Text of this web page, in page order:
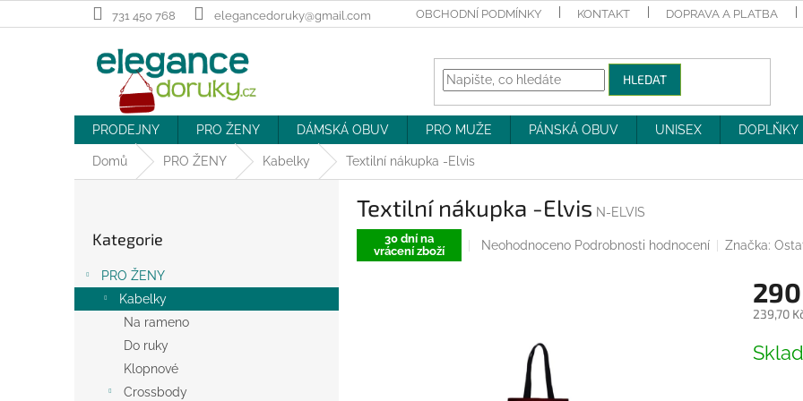
na
731 450 768 elegancedoruky@gmail.com OBCHODNÍ PODMÍNKY KONTAKT DOPRAVA A PLATBA
HLEDAT
PRODEJNY PRO ŽENY DÁMSKÁ OBUV PRO MUŽE PÁNSKÁ OBUV UNISEX DOPLŇKY
Domů PRO ŽENY Kabelky Textilní nákupka -Elvis
a
n
kategorie
Kategorie
PRO ŽENY
Kabelky
Na rameno
Do ruky
Klopnové
Crossbody
Textilní nákupka -Elvis N-ELVIS
30 dní na
vrácení zboží
Průměrné
hvězdiček.
Neohodnoceno Podrobnosti hodnocení Značka:
239,70
cena: